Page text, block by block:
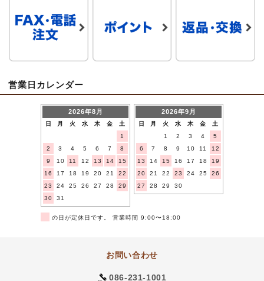
営業日カレンダー
2026年8月
日 月 火 水 木 金
土
1
2
3 4 5 6 7
8
9
10 11 12 13 14
15
16
17 18 19 20 21
22
23
24 25 26 27 28
29
30
31
2026年9月
日 月 火 水 木 金
土
1
2 3 4
5
6
7 8 9 10 11
12
13
14 15 16 17 18
19
20
21 22 23 24 25
26
27
28 29 30
の日が定休日です。 営業時間 9:00〜18:00
お問い合わせ
086-231-1001